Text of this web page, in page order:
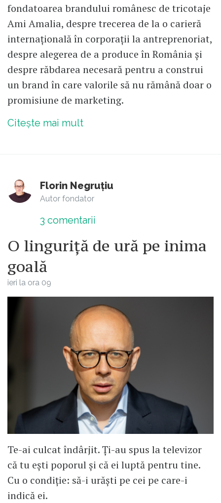
fondatoarea brandului românesc de tricotaje
Ami Amalia, despre trecerea de la o carieră
internațională în corporații la antreprenoriat,
despre alegerea de a produce în România și
despre răbdarea necesară pentru a construi
un brand în care valorile să nu rămână doar o
promisiune de marketing.
Citește mai mult
Florin Negruțiu
Autor fondator
3 comentarii
O linguriță de ură pe inima
goală
ieri la ora 09
Te-ai culcat îndârjit. Ți-au spus la televizor
că tu ești poporul și că ei luptă pentru tine.
Cu o condiție: să-i urăști pe cei pe care-i
indică ei.